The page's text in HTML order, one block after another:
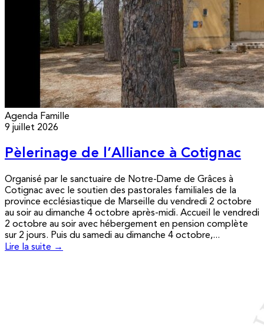
Agenda Famille
9 juillet 2026
Pèlerinage de l’Alliance à Cotignac
Organisé par le sanctuaire de Notre-Dame de Grâces à
Cotignac avec le soutien des pastorales familiales de la
province ecclésiastique de Marseille du vendredi 2 octobre
au soir au dimanche 4 octobre après-midi. Accueil le vendredi
2 octobre au soir avec hébergement en pension complète
sur 2 jours. Puis du samedi au dimanche 4 octobre,...
Lire la suite →